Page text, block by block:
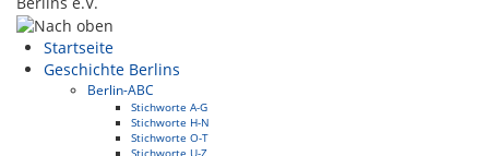
Startseite
Geschichte Berlins
Berlin-ABC
Stichworte A-G
Stichworte H-N
Stichworte O-T